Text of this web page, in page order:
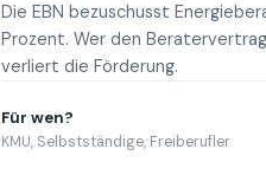
Die EBN bezuschusst
Prozent. Wer den
verliert die Förderung.
Für wen?
KMU, Selbstständige, Freiberufler